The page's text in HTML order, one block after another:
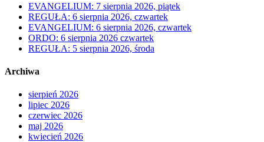
EVANGELIUM: 7 sierpnia 2026, piątek
REGUŁA: 6 sierpnia 2026, czwartek
EVANGELIUM: 6 sierpnia 2026, czwartek
ORDO: 6 sierpnia 2026 czwartek
REGUŁA: 5 sierpnia 2026, środa
Archiwa
sierpień 2026
lipiec 2026
czerwiec 2026
maj 2026
kwiecień 2026